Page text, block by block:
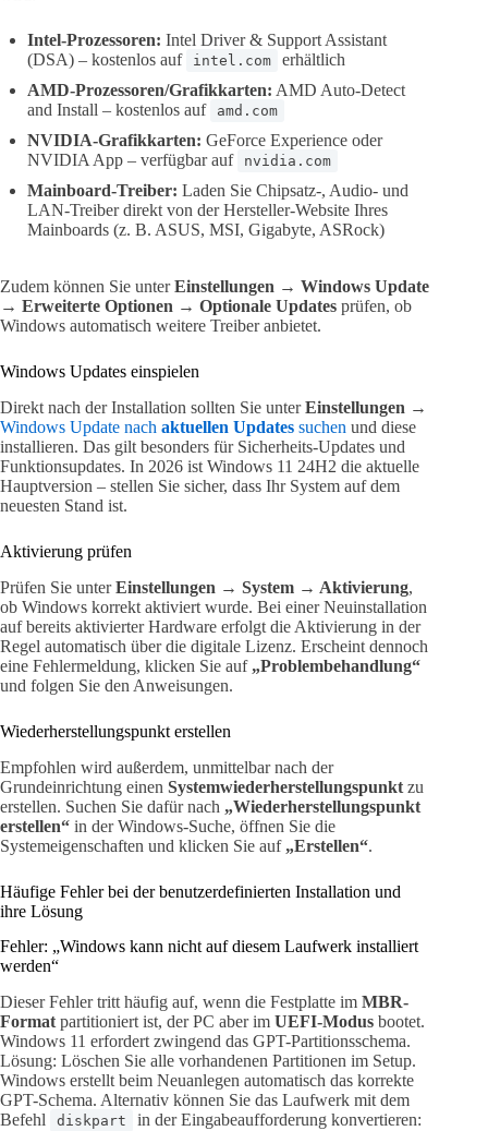
Intel-Prozessoren: Intel Driver & Support Assistant
(DSA) – kostenlos auf
intel.com
erhältlich
AMD-Prozessoren/Grafikkarten: AMD Auto-Detect
and Install – kostenlos auf
amd.com
NVIDIA-Grafikkarten: GeForce Experience oder
NVIDIA App – verfügbar auf
nvidia.com
Mainboard-Treiber: Laden Sie Chipsatz-, Audio- und
LAN-Treiber direkt von der Hersteller-Website Ihres
Mainboards (z. B. ASUS, MSI, Gigabyte, ASRock)
Zudem können Sie unterEinstellungen → Windows Update
→ Erweiterte Optionen → Optionale Updates prüfen, ob
Windows automatisch weitere Treiber anbietet.
Windows Updates einspielen
Direkt nach der Installation sollten Sie unterEinstellungen →
Windows Update nach aktuellen Updates suchen und diese
installieren. Das gilt besonders für Sicherheits-Updates und
Funktionsupdates. In 2026 ist Windows 11 24H2 die aktuelle
Hauptversion – stellen Sie sicher, dass Ihr System auf dem
neuesten Stand ist.
Aktivierung prüfen
Prüfen Sie unterEinstellungen → System → Aktivierung,
ob Windows korrekt aktiviert wurde. Bei einer Neuinstallation
auf bereits aktivierter Hardware erfolgt die Aktivierung in der
Regel automatisch über die digitale Lizenz. Erscheint dennoch
eine Fehlermeldung, klicken Sie auf „Problembehandlung“
und folgen Sie den Anweisungen.
Wiederherstellungspunkt erstellen
Empfohlen wird außerdem, unmittelbar nach der
Grundeinrichtung einen Systemwiederherstellungspunkt zu
erstellen. Suchen Sie dafür nach „Wiederherstellungspunkt
erstellen“ in der Windows-Suche, öffnen Sie die
Systemeigenschaften und klicken Sie auf „Erstellen“.
Häufige Fehler bei der benutzerdefinierten Installation und
ihre Lösung
Fehler: „Windows kann nicht auf diesem Laufwerk installiert
werden“
Dieser Fehler tritt häufig auf, wenn die Festplatte im MBR-
Format partitioniert ist, der PC aber im UEFI-Modus bootet.
Windows 11 erfordert zwingend das GPT-Partitionsschema.
Lösung: Löschen Sie alle vorhandenen Partitionen im Setup.
Windows erstellt beim Neuanlegen automatisch das korrekte
GPT-Schema. Alternativ können Sie das Laufwerk mit dem
Befehl
diskpart in der Eingabeaufforderung konvertieren: